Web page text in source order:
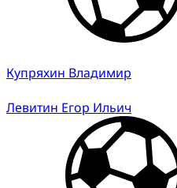
Купряхин Владимир
Левитин Егор Ильич